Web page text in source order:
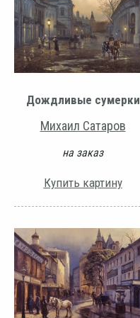
Дождливые сумерки
Михаил Сатаров
на заказ
Купить картину